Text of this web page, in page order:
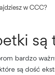
w CCC?
są
bardzo
są dość